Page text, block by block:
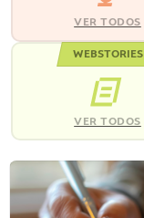
VER TODOS
WEBSTORIES
VER TODOS